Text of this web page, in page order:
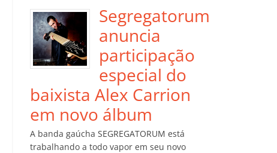
Segregatorum
anuncia
participação
especial do
baixista Alex Carrion
em novo álbum
A banda gaúcha SEGREGATORUM está
trabalhando a todo vapor em seu novo